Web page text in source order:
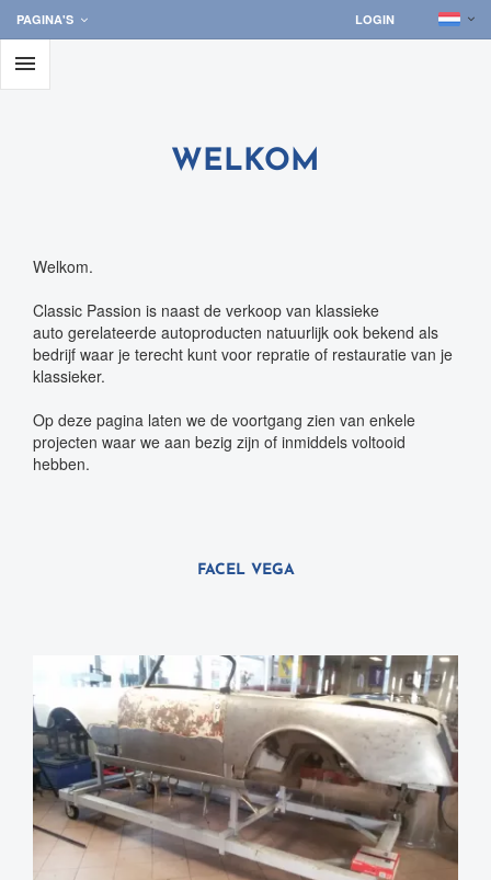
PAGINA'S LOGIN

WELKOM
Welkom.
Classic Passion is naast de verkoop van klassieke
auto gerelateerde autoproducten natuurlijk ook bekend als
bedrijf waar je terecht kunt voor repratie of restauratie van je
klassieker.
Op deze pagina laten we de voortgang zien van enkele
projecten waar we aan bezig zijn of inmiddels voltooid
hebben.
FACEL VEGA